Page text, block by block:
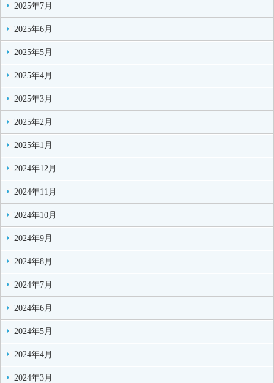
2025年7月
2025年6月
2025年5月
2025年4月
2025年3月
2025年2月
2025年1月
2024年12月
2024年11月
2024年10月
2024年9月
2024年8月
2024年7月
2024年6月
2024年5月
2024年4月
2024年3月